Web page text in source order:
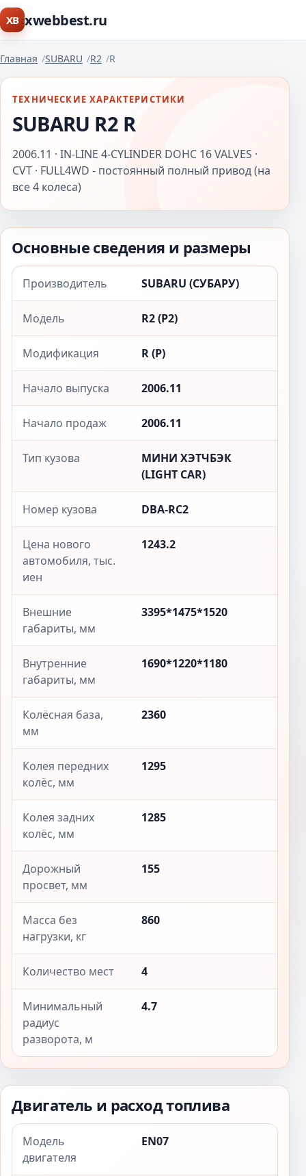
XB xwebbest.ru
Главная SUBARU R2 R
ТЕХНИЧЕСКИЕ ХАРАКТЕРИСТИКИ
SUBARU R2 R
2006.11 · IN-LINE 4-CYLINDER DOHC 16 VALVES ·
CVT · FULL4WD - постоянный полный привод (на
все 4 колеса)
Основные сведения и размеры
Производитель SUBARU (СУБАРУ)
Модель R2 (Р2)
Модификация R (Р)
Начало выпуска 2006.11
Начало продаж 2006.11
Тип кузова
МИНИ ХЭТЧБЭК
(LIGHT CAR)
Номер кузова DBA-RC2
Цена нового
автомобиля, тыс.
иен
1243.2
Внешние
габариты, мм
3395*1475*1520
Внутренние
габариты, мм
1690*1220*1180
Колёсная база,
мм
2360
Колея передних
колёс, мм
1295
Колея задних
колёс, мм
1285
Дорожный
просвет, мм
155
Масса без
нагрузки, кг
860
Количество мест 4
Минимальный
радиус
разворота, м
4.7
Двигатель и расход топлива
Модель
двигателя
EN07